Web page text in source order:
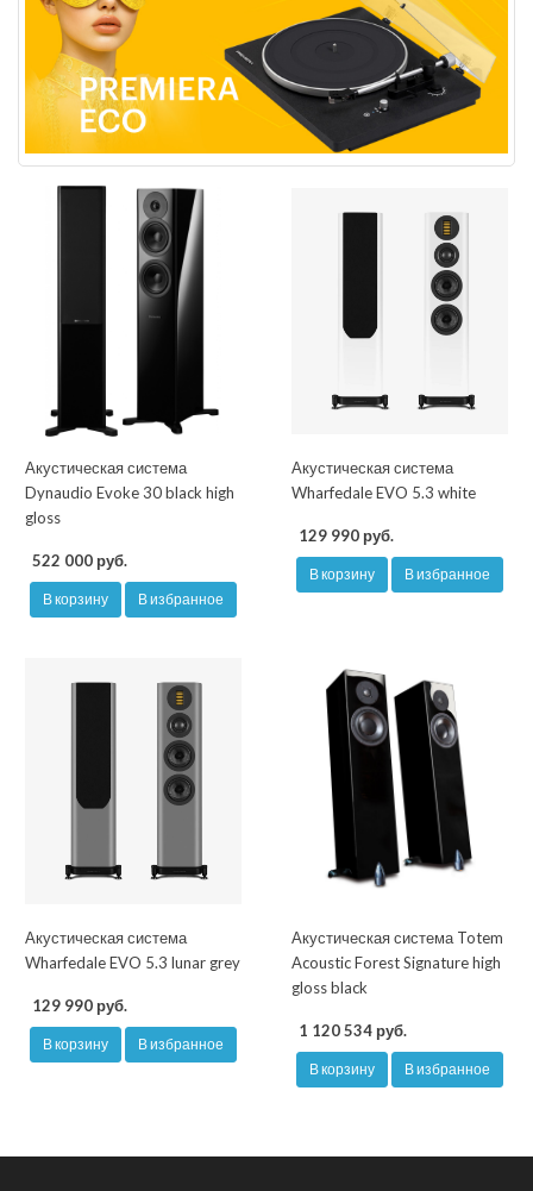
Акустическая система
Dynaudio Evoke 30 black high
gloss
522 000 руб.
В корзину В избранное
Акустическая система
Wharfedale EVO 5.3 white
129 990 руб.
В корзину В избранное
Акустическая система
Wharfedale EVO 5.3 lunar grey
129 990 руб.
В корзину В избранное
Акустическая система Totem
Acoustic Forest Signature high
gloss black
1 120 534 руб.
В корзину В избранное